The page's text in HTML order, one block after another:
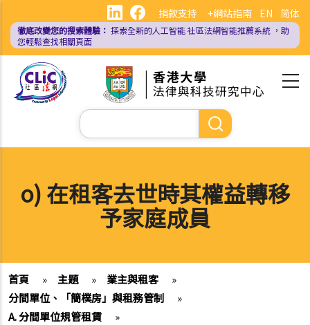
內
EN 简体
捐款支持 +網站指南
徹底改變您的搜索體驗： 探索全新的人工智能社區法網智能推薦系統 ，助
您輕鬆查找相關頁面
Search
o) 在租客去世時其權益轉移
予家庭成員
首頁 » 主題 » 業主與租客
»
分間單位、「簡樸房」與租務管制
»
A. 分間單位規管租賃
»